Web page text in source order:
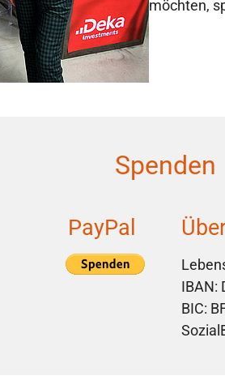
möchten,
Spenden
PayPal
IBAN:
BIC: